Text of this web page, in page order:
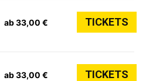
ab 33,00 € TICKETS
ab 33,00 € TICKETS